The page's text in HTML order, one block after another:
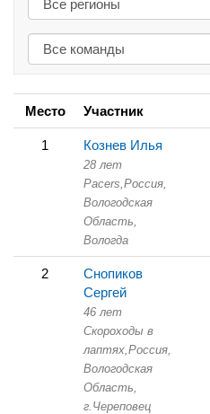
Место Участник
1 Кознев Илья
28 лет
Pacers,Россия,
Вологодская
Область,
Вологда
2
Снопиков
Сергей
46 лет
Скороходы в
лаптях,Россия,
Вологодская
Область,
г.Череповец